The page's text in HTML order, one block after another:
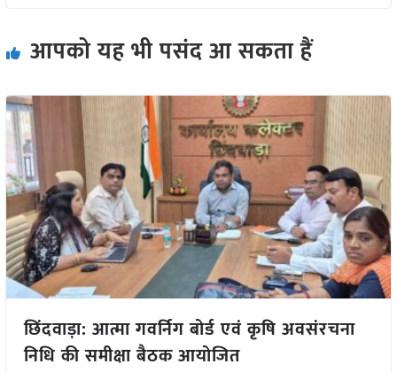
आपको यह भी पसंद आ सकता हैं
छिंदवाड़ा: आत्मा गवर्निग बोर्ड एवं कृषि अवसंरचना
निधि की समीक्षा बैठक आयोजित